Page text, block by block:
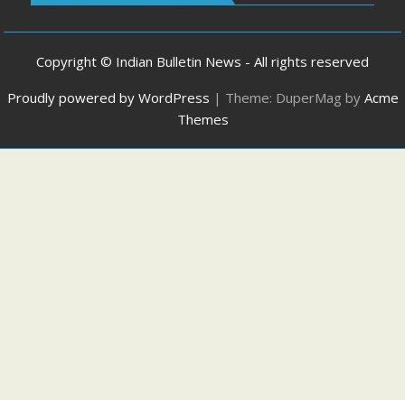
Copyright © Indian Bulletin News - All rights reserved
Proudly powered by WordPress | Theme: DuperMag by Acme
Themes